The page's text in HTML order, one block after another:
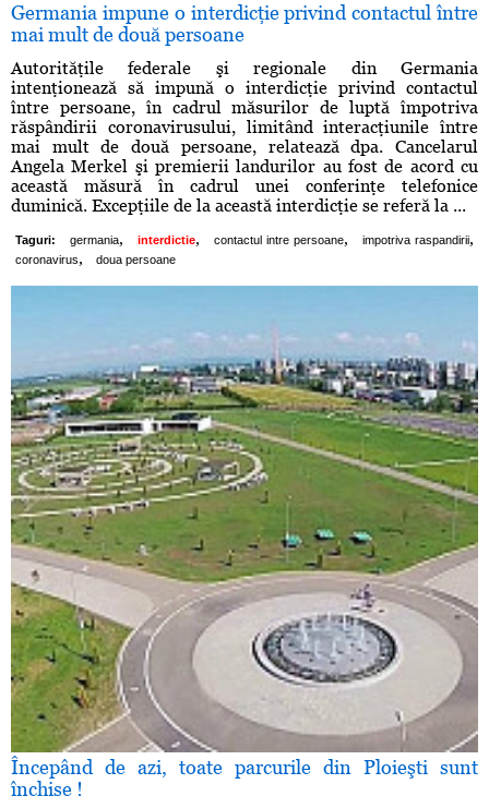
Germania impune o interdicţie privind contactul între
mai mult de două persoane
Autorităţile federale şi regionale din Germania
intenţionează să impună o interdicţie privind contactul
între persoane, în cadrul măsurilor de luptă împotriva
răspândirii coronavirusului, limitând interacţiunile între
mai mult de două persoane, relatează dpa. Cancelarul
Angela Merkel şi premierii landurilor au fost de acord cu
această măsură în cadrul unei conferinţe telefonice
duminică. Excepţiile de la această interdicţie se referă la ...
Taguri: germania, interdictie, contactul intre persoane, impotriva raspandirii,
coronavirus, doua persoane
Începând de azi, toate parcurile din Ploieşti sunt
închise !